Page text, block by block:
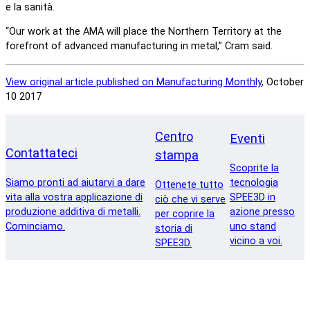
e la sanità.
“Our work at the AMA will place the Northern Territory at the
forefront of advanced manufacturing in metal,” Cram said.
View original article published on Manufacturing Monthly, October
10 2017
Contattateci
Siamo pronti ad aiutarvi a dare
vita alla vostra applicazione di
produzione additiva di metalli.
Cominciamo.
Centro
stampa
Ottenete tutto
ciò che vi serve
per coprire la
storia di
SPEE3D.
Eventi
Scoprite la
tecnologia
SPEE3D in
azione presso
uno stand
vicino a voi.